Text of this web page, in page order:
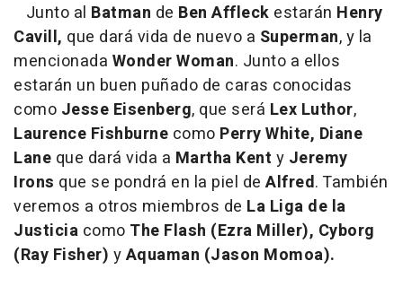
Junto al Batman de Ben Affleck estarán Henry
Cavill, que dará vida de nuevo a Superman, y la
mencionada Wonder Woman. Junto a ellos
estarán un buen puñado de caras conocidas
como Jesse Eisenberg, que será Lex Luthor,
Laurence Fishburne como Perry White, Diane
Lane que dará vida a Martha Kent y Jeremy
Irons que se pondrá en la piel de Alfred. También
veremos a otros miembros de La Liga de la
Justicia como The Flash (Ezra Miller), Cyborg
(Ray Fisher) yAquaman (Jason Momoa).